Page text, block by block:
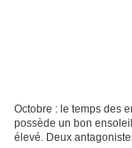
Octobre : le temps des
possède un bon
élevé. Deux